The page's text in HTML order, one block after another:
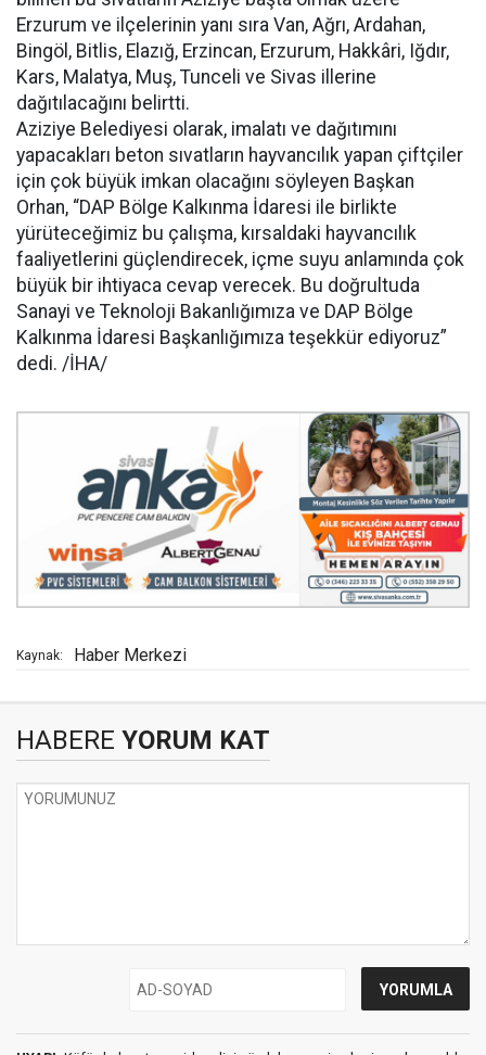
Erzurum ve ilçelerinin yanı sıra Van, Ağrı, Ardahan,
Bingöl, Bitlis, Elazığ, Erzincan, Erzurum, Hakkâri, Iğdır,
Kars, Malatya, Muş, Tunceli ve Sivas illerine
dağıtılacağını belirtti.
Aziziye Belediyesi olarak, imalatı ve dağıtımını
yapacakları beton sıvatların hayvancılık yapan çiftçiler
için çok büyük imkan olacağını söyleyen Başkan
Orhan, “DAP Bölge Kalkınma İdaresi ile birlikte
yürüteceğimiz bu çalışma, kırsaldaki hayvancılık
faaliyetlerini güçlendirecek, içme suyu anlamında çok
büyük bir ihtiyaca cevap verecek. Bu doğrultuda
Sanayi ve Teknoloji Bakanlığımıza ve DAP Bölge
Kalkınma İdaresi Başkanlığımıza teşekkür ediyoruz”
dedi. /İHA/
Kaynak: Haber Merkezi
HABERE YORUM KAT